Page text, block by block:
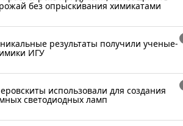
без опрыскивания химикатами
результаты получили ученые-
ИГУ
использовали для создания
светодиодных ламп